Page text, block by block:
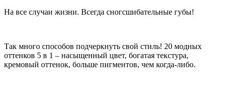
На все случаи жизни. Всегда сногсшибательные губы!
Так много способов подчеркнуть свой стиль! 20 модных
оттенков 5 в 1 – насыщенный цвет, богатая текстура,
кремовый оттенок, больше пигментов, чем когда-либо.